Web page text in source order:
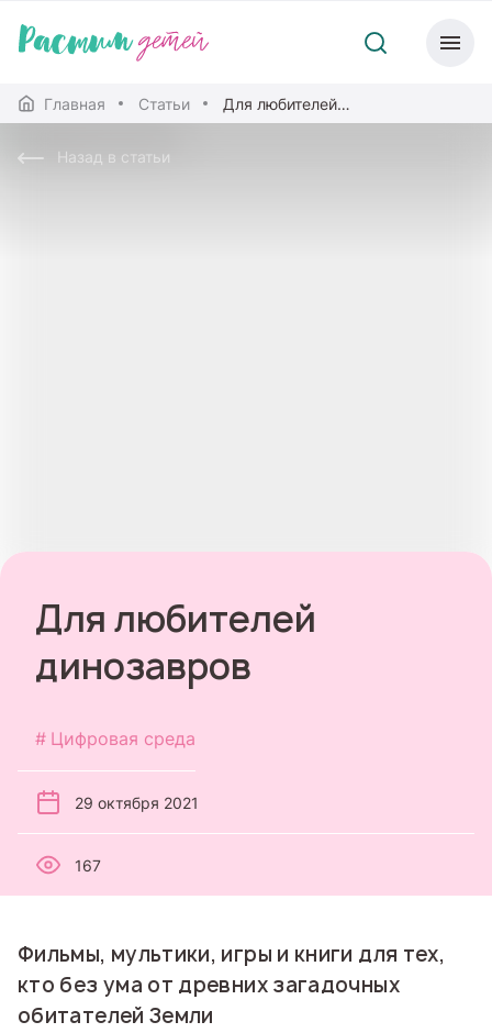
Главная Статьи Для любителей динозавров
Назад в статьи
Для любителей
динозавров
Цифровая среда
29 октября 2021
167
Фильмы, мультики, игры и книги для тех,
кто без ума от древних загадочных
обитателей Земли